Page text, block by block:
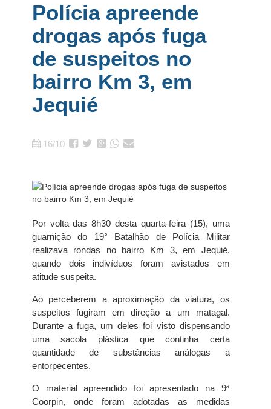
Polícia apreende
drogas após fuga
de suspeitos no
bairro Km 3, em
Jequié
16/10
Por volta das 8h30 desta quarta-feira (15), uma
guarnição do 19° Batalhão de Polícia Militar
realizava rondas no bairro Km 3, em Jequié,
quando dois indivíduos foram avistados em
atitude suspeita.
Ao perceberem a aproximação da viatura, os
suspeitos fugiram em direção a um matagal.
Durante a fuga, um deles foi visto dispensando
uma sacola plástica que continha certa
quantidade de substâncias análogas a
entorpecentes.
O material apreendido foi apresentado na 9ª
Coorpin, onde foram adotadas as medidas